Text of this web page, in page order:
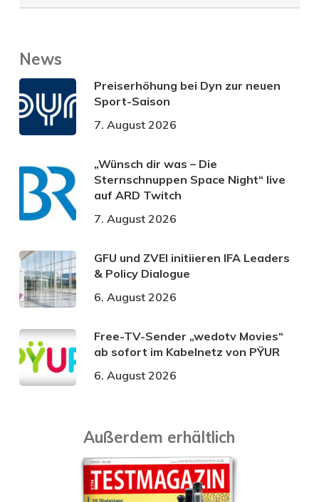
News
Preiserhöhung bei Dyn zur neuen
Sport-Saison
7. August 2026
„Wünsch dir was – Die
Sternschnuppen Space Night“ live
auf ARD Twitch
7. August 2026
GFU und ZVEI initiieren IFA Leaders
& Policy Dialogue
6. August 2026
Free-TV-Sender „wedotv Movies“
ab sofort im Kabelnetz von PŸUR
6. August 2026
Außerdem erhältlich